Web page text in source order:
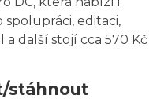
editaci,
další stojí cca 570 Kč
stáhnout